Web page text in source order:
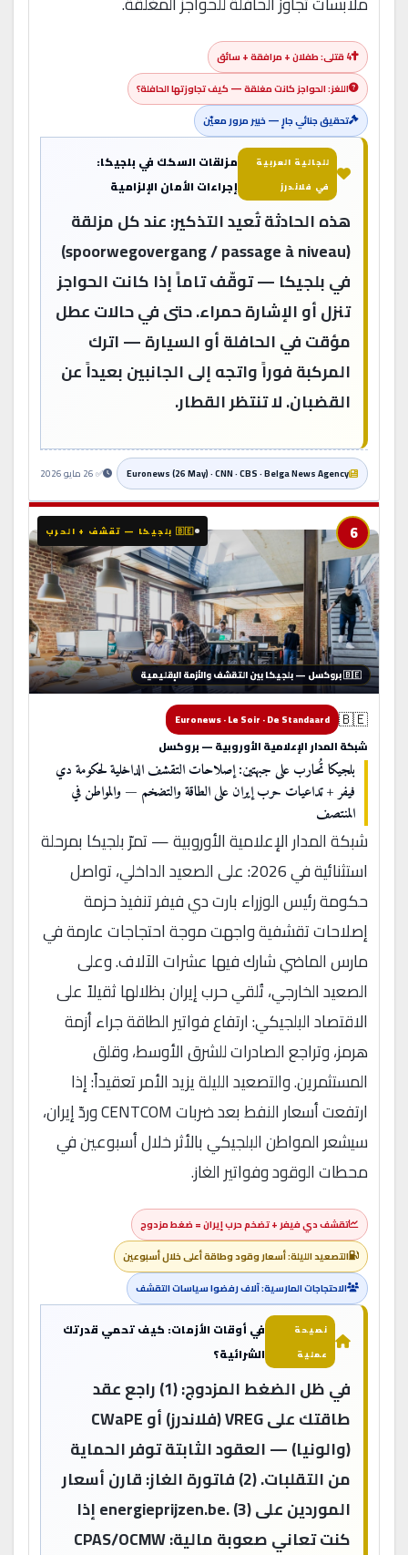
4 قتلى: طفلان + مرافقة + سائق
اللغز: الحواجز كانت مغلقة — كيف تجاوزتها الحافلة؟
تحقيق جنائي جارٍ — خبير مرور معيّن
للجالية العربية
في فلاندرز
مزلقات السكك في بلجيكا:
إجراءات الأمان الإلزامية
هذه الحادثة تُعيد التذكير: عند كل مزلقة
(spoorwegovergang / passage à niveau)
في بلجيكا — توقّف تاماً إذا كانت الحواجز
تنزل أو الإشارة حمراء. حتى في حالات عطل
مؤقت في الحافلة أو السيارة — اترك
المركبة فوراً واتجه إلى الجانبين بعيداً عن
القضبان. لا تنتظر القطار.
Euronews (26 May) · CNN · CBS · Belga News Agency ✅ 26 مايو 2026
6 🇧🇪 بلجيكا — تقشف + الحرب
🇧🇪 بروكسل — بلجيكا بين التقشف والأزمة الإقليمية
🇧🇪
Euronews · Le Soir · De Standaard
شبكة المدار الإعلامية الأوروبية — بروكسل
بلجيكا تُحارب على جبهتين: إصلاحات التقشف الداخلية لحكومة دي
فيفر + تداعيات حرب إيران على الطاقة والتضخم — والمواطن في
المنتصف
شبكة المدار الإعلامية الأوروبية — تمرّ بلجيكا بمرحلة
استثنائية في 2026: على الصعيد الداخلي، تواصل
حكومة رئيس الوزراء بارت دي فيفر تنفيذ حزمة
إصلاحات تقشفية واجهت موجة احتجاجات عارمة في
مارس الماضي شارك فيها عشرات الآلاف. وعلى
الصعيد الخارجي، تُلقي حرب إيران بظلالها ثقيلاً على
الاقتصاد البلجيكي: ارتفاع فواتير الطاقة جراء أزمة
هرمز، وتراجع الصادرات للشرق الأوسط، وقلق
المستثمرين. والتصعيد الليلة يزيد الأمر تعقيداً: إذا
ارتفعت أسعار النفط بعد ضربات CENTCOM وردّ إيران،
سيشعر المواطن البلجيكي بالأثر خلال أسبوعين في
محطات الوقود وفواتير الغاز.
تقشف دي فيفر + تضخم حرب إيران = ضغط مزدوج
التصعيد الليلة: أسعار وقود وطاقة أعلى خلال أسبوعين
الاحتجاجات المارسية: آلاف رفضوا سياسات التقشف
نصيحة
عملية
في أوقات الأزمات: كيف تحمي قدرتك
الشرائية؟
في ظل الضغط المزدوج: (1) راجع عقد
طاقتك على VREG (فلاندرز) أو CWaPE
(والونيا) — العقود الثابتة توفر الحماية
من التقلبات. (2) فاتورة الغاز: قارن أسعار
الموردين على energieprijzen.be. (3) إذا
كنت تعاني صعوبة مالية: CPAS/OCMW